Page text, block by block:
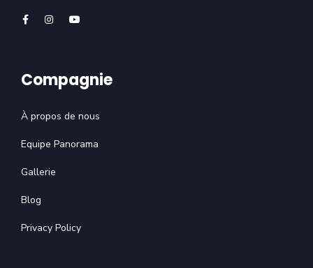
Compagnie
À propos de nous
Equipe Panorama
Gallerie
Blog
Privacy Policy